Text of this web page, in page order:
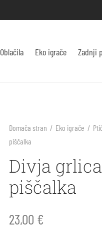
Oblačila Eko igrače Zadnji
Domača stran / Eko igrače /
piščalka
Divja
piščalka
23,00 €